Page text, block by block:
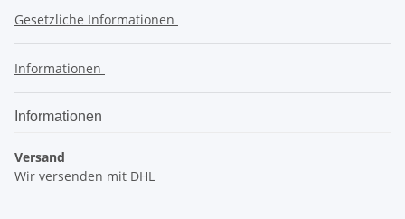
Gesetzliche Informationen
Informationen
Informationen
Versand
Wir versenden mit DHL